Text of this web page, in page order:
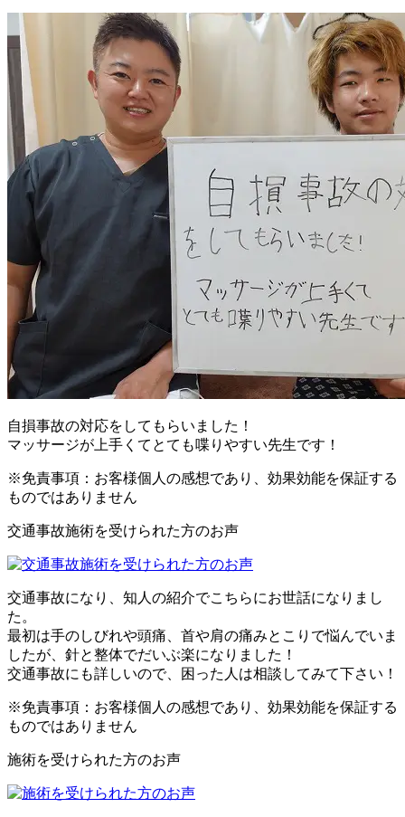
自損事故の対応をしてもらいました！
マッサージが上手くてとても喋りやすい先生です！
※免責事項：お客様個人の感想であり、効果効能を保証する
ものではありません
交通事故施術を受けられた方のお声
交通事故になり、知人の紹介でこちらにお世話になりまし
た。
最初は手のしびれや頭痛、首や肩の痛みとこりで悩んでいま
したが、針と整体でだいぶ楽になりました！
交通事故にも詳しいので、困った人は相談してみて下さい！
※免責事項：お客様個人の感想であり、効果効能を保証する
ものではありません
施術を受けられた方のお声